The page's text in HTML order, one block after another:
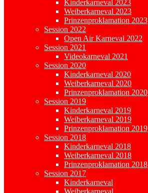
Kinderkarneval 2023
Weiberkarneval 2023
Prinzenproklamation 2023
Session 2022
Open Air Karneval 2022
Session 2021
Videokarneval 2021
Session 2020
Kinderkarneval 2020
Weiberkarneval 2020
Prinzenproklamation 2020
Session 2019
Kinderkarneval 2019
Weiberkarneval 2019
Prinzenproklamation 2019
Session 2018
Kinderkarneval 2018
Weiberkarneval 2018
Prinzenproklamation 2018
Session 2017
Kinderkarneval
Weiberkarneval